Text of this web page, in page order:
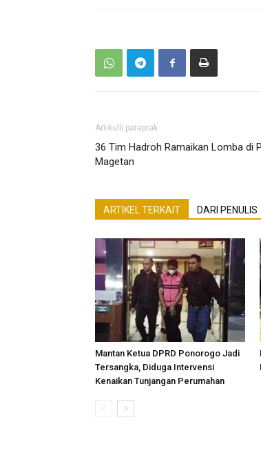
Artikulli paraprak
36 Tim Hadroh Ramaikan Lomba di
Magetan
ARTIKEL TERKAIT DARI PENULIS
Mantan Ketua DPRD Ponorogo Jadi
Tersangka, Diduga Intervensi
Kenaikan Tunjangan Perumahan